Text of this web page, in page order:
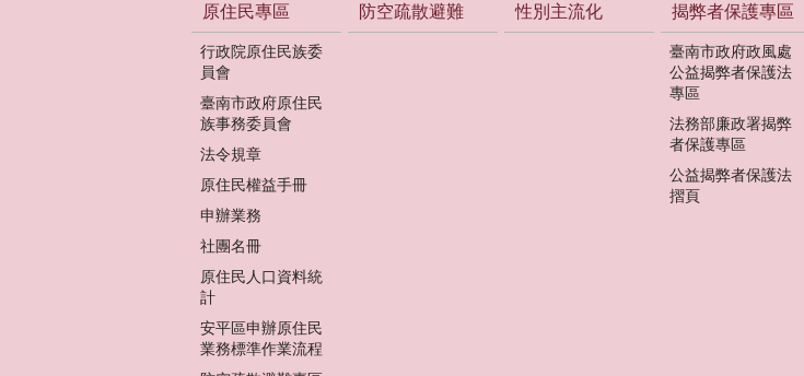
原住民專區
行政院原住民族委
員會
臺南市政府原住民
族事務委員會
法令規章
原住民權益手冊
申辦業務
社團名冊
原住民人口資料統
計
安平區申辦原住民
業務標準作業流程
防空疏散避難 性別主流化 揭弊者保護專區
臺南市政府政風處
公益揭弊者保護法
專區
法務部廉政署揭弊
者保護專區
公益揭弊者保護法
摺頁